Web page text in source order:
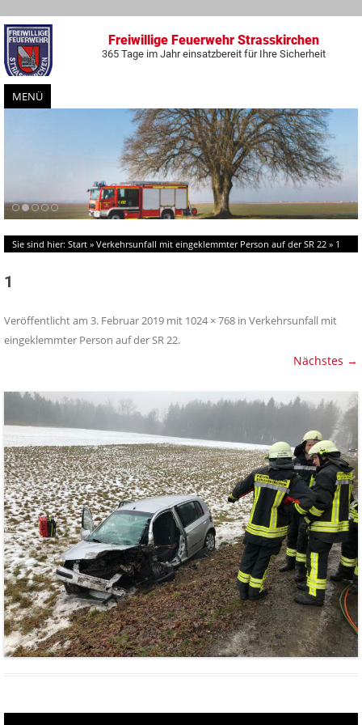
Freiwillige Feuerwehr Strasskirchen
365 Tage im Jahr einsatzbereit für Ihre Sicherheit
MENÜ
Zum
Inhalt
springen
Sie sind hier: Start » Verkehrsunfall mit eingeklemmter Person auf der SR 22 » 1
1
Veröffentlicht am 3. Februar 2019 mit 1024 × 768 in Verkehrsunfall mit
eingeklemmter Person auf der SR 22.
Nächstes →